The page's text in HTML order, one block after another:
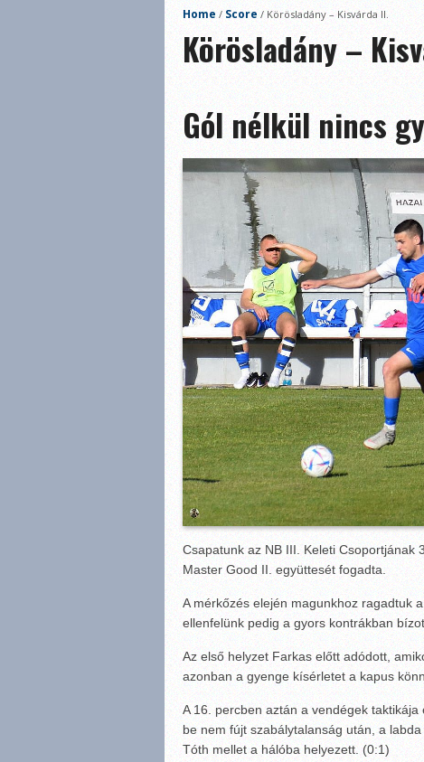
Home / Score / Körösladány – Kisvárda II.
Körösladány –
Gól nélkül nincs
Csapatunk az NB III. Keleti Csoportjának
Master Good II. együttesét fogadta.
A mérkőzés elején magunkhoz ragadtuk
ellenfelünk pedig a gyors kontrákban
Az első helyzet Farkas előtt adódott,
azonban a gyenge kísérletet a kapus
A 16. percben aztán a vendégek
be nem fújt szabálytalanság után, a
Tóth mellet a hálóba helyezett. (0:1)